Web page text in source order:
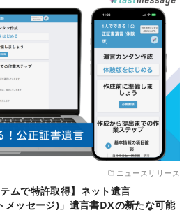
ニュースリリース
ムで特許取得】ネット遺言
ッセージ)」遺言書DXの新たな可能